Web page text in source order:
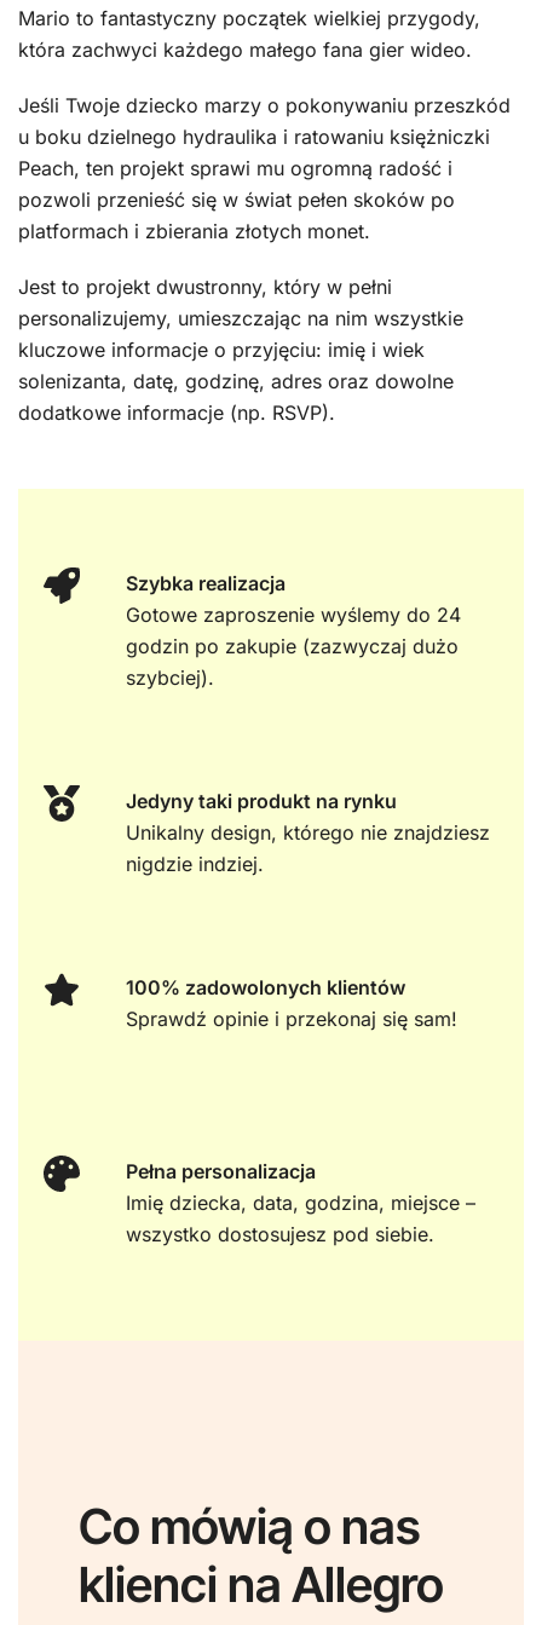
Mario to fantastyczny początek wielkiej przygody,
która zachwyci każdego małego fana gier wideo.
Jeśli Twoje dziecko marzy o pokonywaniu przeszkód
u boku dzielnego hydraulika i ratowaniu księżniczki
Peach, ten projekt sprawi mu ogromną radość i
pozwoli przenieść się w świat pełen skoków po
platformach i zbierania złotych monet.
Jest to projekt dwustronny, który w pełni
personalizujemy, umieszczając na nim wszystkie
kluczowe informacje o przyjęciu: imię i wiek
solenizanta, datę, godzinę, adres oraz dowolne
dodatkowe informacje (np. RSVP).
Szybka realizacja
Gotowe zaproszenie wyślemy do 24
godzin po zakupie (zazwyczaj dużo
szybciej).
Jedyny taki produkt na rynku
Unikalny design, którego nie znajdziesz
nigdzie indziej.
100% zadowolonych klientów
Sprawdź opinie i przekonaj się sam!
Pełna personalizacja
Imię dziecka, data, godzina, miejsce –
wszystko dostosujesz pod siebie.
Co mówią o nas
klienci na Allegro